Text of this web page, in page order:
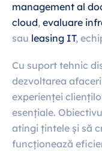
management al
cloud, evaluare
sau leasing IT,
Cu suport tehnic
dezvoltarea
experienței
esențiale.
atingi țintele și să
funcționează